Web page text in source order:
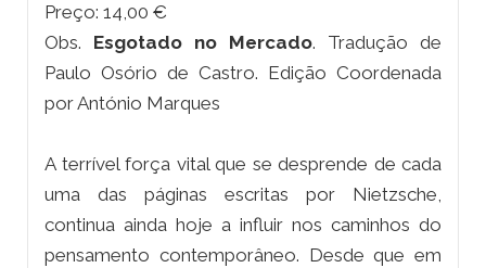
Preço: 14,00 €
Obs. Esgotado no Mercado. Tradução de
Paulo Osório de Castro. Edição Coordenada
por António Marques
A terrível força vital que se desprende de cada
uma das páginas escritas por Nietzsche,
continua ainda hoje a influir nos caminhos do
pensamento contemporâneo. Desde que em